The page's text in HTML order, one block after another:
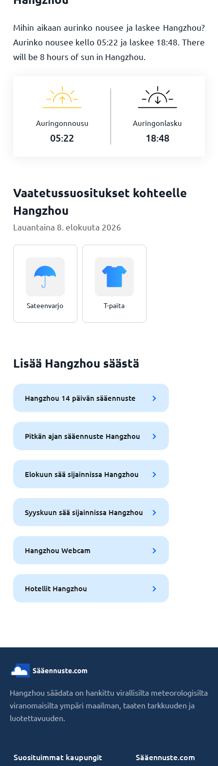
Mihin aikaan aurinko nousee ja laskee Hangzhou?
Aurinko nousee kello05:22 ja laskee 18:48 . There
will be 8 hours of sun in Hangzhou.
Auringonnousu
05:22
Auringonlasku
18:48
Vaatetussuositukset kohteelle
Hangzhou
Lauantaina 8. elokuuta 2026
Sateenvarjo T-paita
Lisää Hangzhou säästä
Hangzhou 14 päivän sääennuste
Pitkän ajan sääennuste Hangzhou
Elokuun sää sijainnissa Hangzhou
Syyskuun sää sijainnissa Hangzhou
Hangzhou Webcam
Hotellit Hangzhou
Hangzhou säädata on hankittu virallisilta meteorologisilta
viranomaisilta ympäri maailman, taaten tarkkuuden ja
luotettavuuden.
Suosituimmat kaupungit Sääennuste.com